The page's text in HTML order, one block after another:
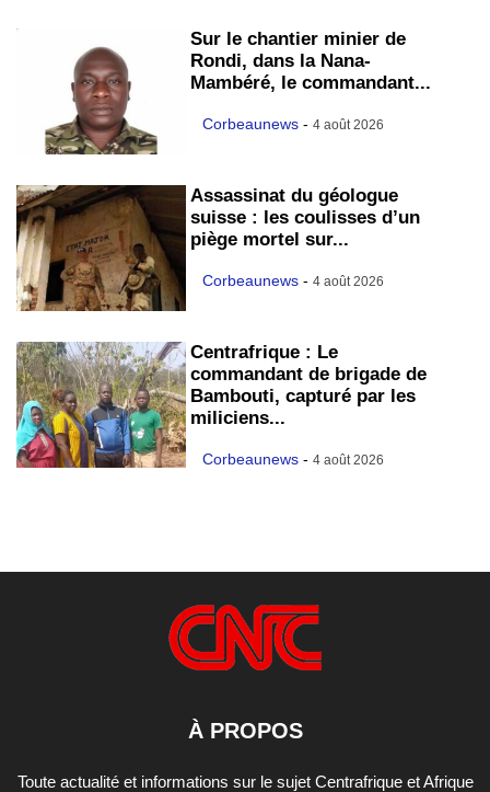
Sur le chantier minier de
Rondi, dans la Nana-
Mambéré, le commandant...
Corbeaunews - 4 août 2026
Assassinat du géologue
suisse : les coulisses d’un
piège mortel sur...
Corbeaunews - 4 août 2026
Centrafrique : Le
commandant de brigade de
Bambouti, capturé par les
miliciens...
Corbeaunews - 4 août 2026
À PROPOS
Toute actualité et informations sur le sujet Centrafrique et Afrique